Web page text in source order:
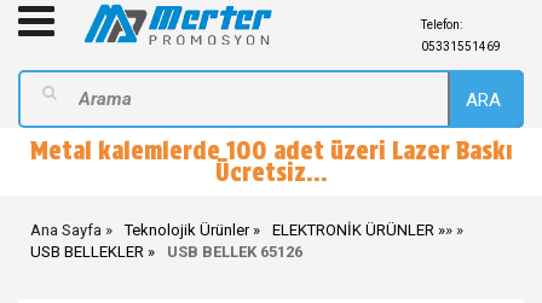
Telefon:
05331551469
ARA
Metal kalemlerde 100 adet üzeri Lazer Baskı
Ücretsiz...
Ana Sayfa Teknolojik Ürünler »
ELEKTRONİK ÜRÜNLER
»
USB BELLEKLER
USB BELLEK 65126